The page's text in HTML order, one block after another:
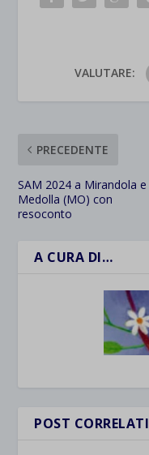
VALUTARE:
PRECEDENTE
SAM 2024 a Mirandola e
Medolla (MO) con
resoconto
A CURA DI…
POST CORRELATI